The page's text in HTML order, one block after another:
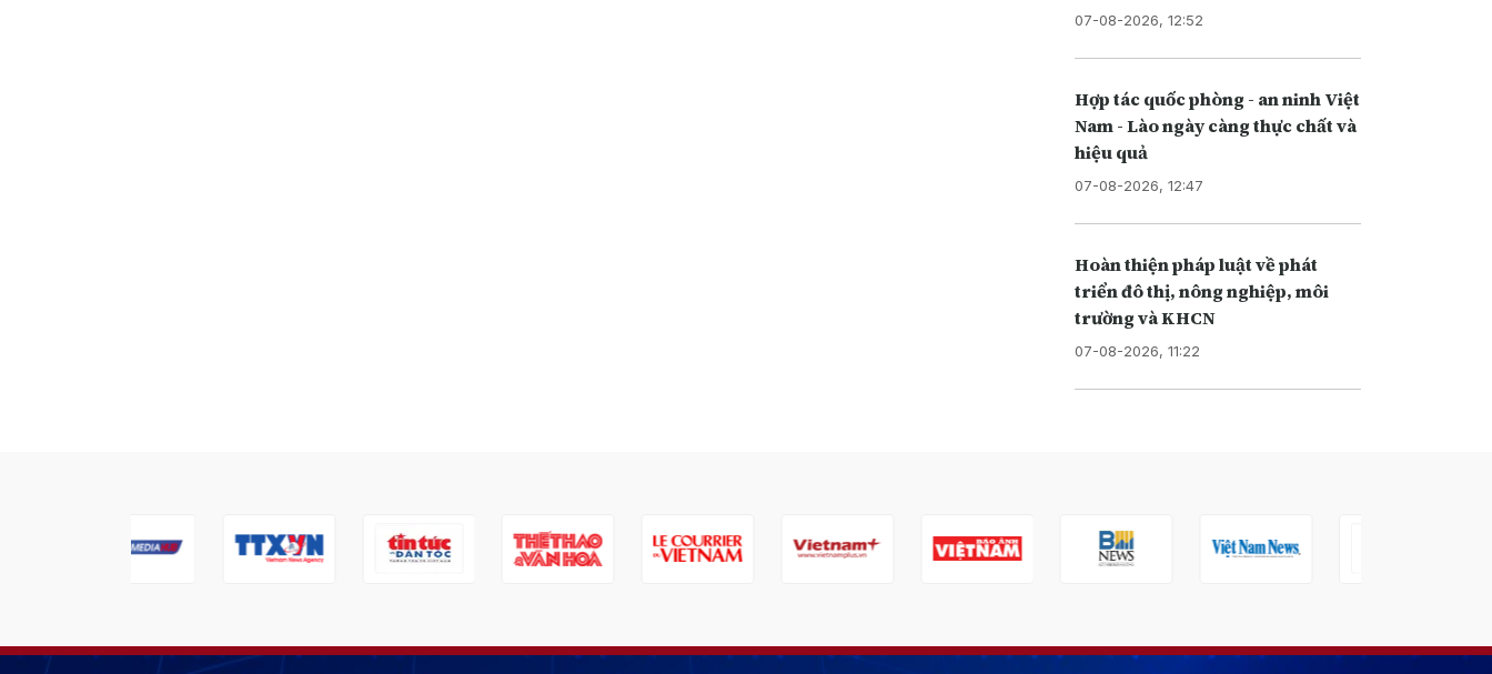
07-08-2026, 12:52
Hợp tác quốc phòng - an ninh Việt
Nam - Lào ngày càng thực chất và
hiệu quả
07-08-2026, 12:47
Hoàn thiện pháp luật về phát
triển đô thị, nông nghiệp, môi
trường và KHCN
07-08-2026, 11:22